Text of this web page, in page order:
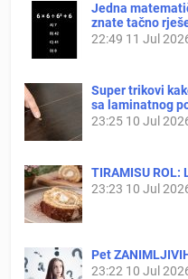
Jedna
znate tačno
22:49 11 Jul
Super trikovi
sa laminatnog
23:25 10 Jul
TIRAMISU
23:23 10 Jul
Pet
23:22 10 Jul